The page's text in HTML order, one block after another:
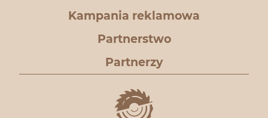
Kampania reklamowa
Partnerstwo
Partnerzy